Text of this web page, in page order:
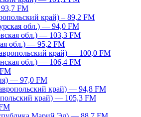
FM
край) – 89,2 FM
обл.) — 94,0 FM
обл.) — 103,3 FM
обл.) — 95,2 FM
край) — 100,0 FM
обл.) — 106,4 FM
— 97,0 FM
край) — 94,8 FM
край) — 105,3 FM